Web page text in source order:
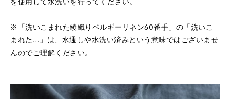
※「洗いこまれた綾織りベルギーリネン60番手」の「洗いこ
まれた…」は、水通しや水洗い済みという意味ではございませ
んのでご理解ください。